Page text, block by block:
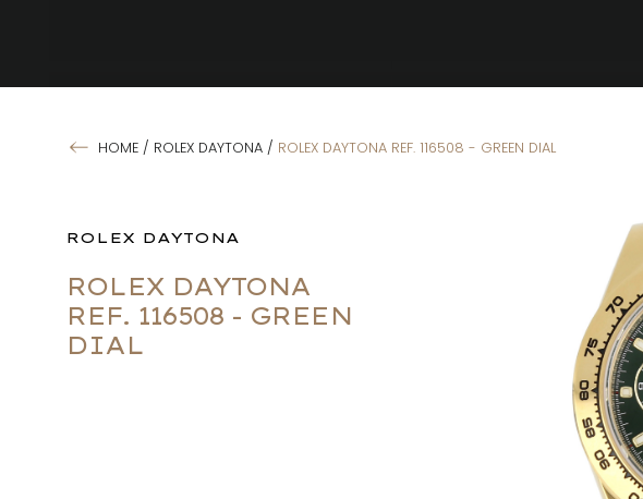
HOME / ROLEX DAYTONA / ROLEX DAYTONA REF. 116508 - GREEN DIAL
ROLEX DAYTONA
ROLEX DAYTONA
REF. 116508 - GREEN
DIAL